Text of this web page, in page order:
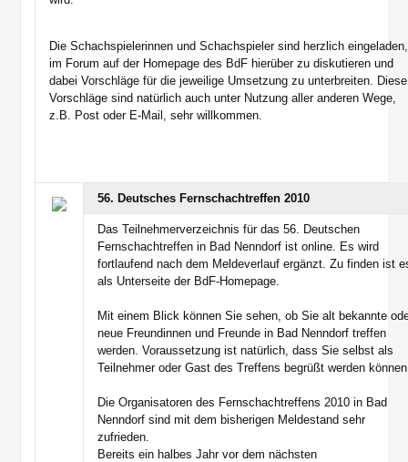
Die Schachspielerinnen und Schachspieler sind herzlich eingeladen,
im Forum auf der Homepage des BdF hierüber zu diskutieren und
dabei Vorschläge für die jeweilige Umsetzung zu unterbreiten. Diese
Vorschläge sind natürlich auch unter Nutzung aller anderen Wege,
z.B. Post oder E-Mail, sehr willkommen.
56. Deutsches Fernschachtreffen 2010
Das Teilnehmerverzeichnis für das 56. Deutschen
Fernschachtreffen in Bad Nenndorf ist online. Es wird
fortlaufend nach dem Meldeverlauf ergänzt. Zu finden ist
als Unterseite der BdF-Homepage.
Mit einem Blick können Sie sehen, ob Sie alt bekannte
neue Freundinnen und Freunde in Bad Nenndorf treffen
werden. Voraussetzung ist natürlich, dass Sie selbst als
Teilnehmer oder Gast des Treffens begrüßt werden
Die Organisatoren des Fernschachtreffens 2010 in Bad
Nenndorf sind mit dem bisherigen Meldestand sehr
zufrieden.
Bereits ein halbes Jahr vor dem nächsten